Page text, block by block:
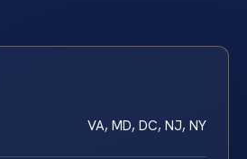
VA, MD, DC, NJ, NY